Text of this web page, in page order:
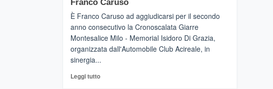
adesso
Pasta
–
La
Dente”,
Franco Caruso
È Franco Caruso ad aggiudicarsi per il secondo
anno consecutivo la Cronoscalata Giarre
Montesalice Milo - Memorial Isidoro Di Grazia,
organizzata dall'Automobile Club Acireale, in
sinergia...
Leggi tuttoLeggi